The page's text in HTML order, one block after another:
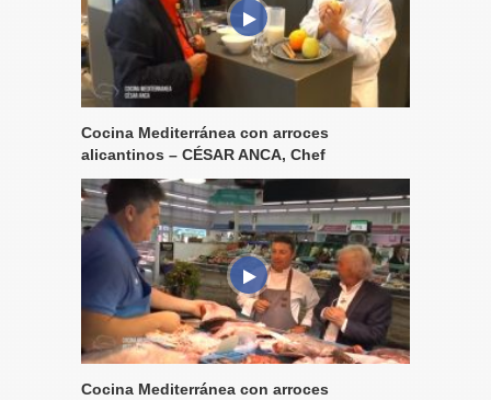
Cocina Mediterránea con arroces
alicantinos – CÉSAR ANCA, Chef
Cocina Mediterránea con arroces